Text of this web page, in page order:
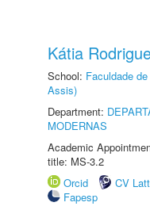
Kátia
School: Faculdade
Assis)
Department:
MODERNAS
Academic
title: MS-3.2
Orcid
CV
Fapesp